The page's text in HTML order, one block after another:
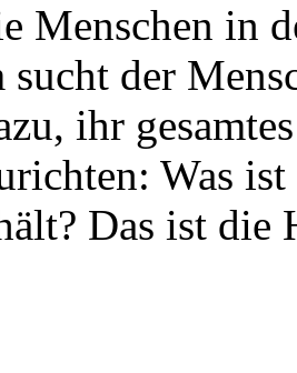
Menschen in
der
ihr
Was
Das ist die